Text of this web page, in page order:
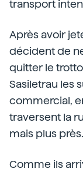
transport
Après avoir
décident de
quitter le
Sasiletrau les
commercial,
traversent la
mais plus près.
Comme ils